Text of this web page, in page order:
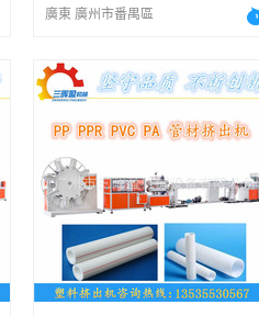
廣東 廣州市番禺區